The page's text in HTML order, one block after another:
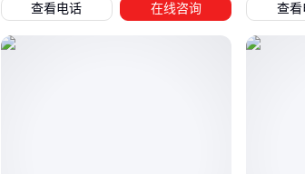
建议要求供应商提供材质检测报告
实际防虫效果和透气性，这些隐性
查看电话 在线咨询 查看